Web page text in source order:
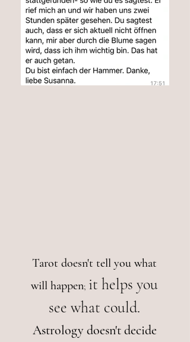
Tarot doesn't tell you what
will happen; it helps you
see what could.
Astrology doesn't decide